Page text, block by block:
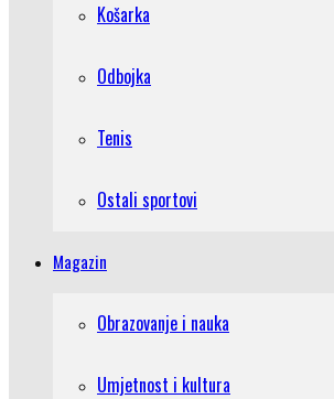
Košarka
Odbojka
Tenis
Ostali sportovi
Magazin
Obrazovanje i nauka
Umjetnost i kultura